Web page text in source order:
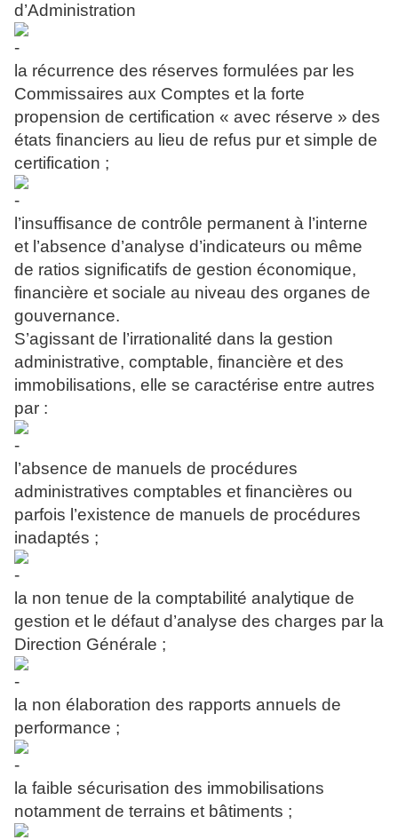
d’Administration
la récurrence des réserves formulées par les
Commissaires aux Comptes et la forte
propension de certification « avec réserve » des
états financiers au lieu de refus pur et simple de
certification ;
l’insuffisance de contrôle permanent à l’interne
et l’absence d’analyse d’indicateurs ou même
de ratios significatifs de gestion économique,
financière et sociale au niveau des organes de
gouvernance.
S’agissant de l’irrationalité dans la gestion
administrative, comptable, financière et des
immobilisations, elle se caractérise entre autres
par :
l’absence de manuels de procédures
administratives comptables et financières ou
parfois l’existence de manuels de procédures
inadaptés ;
la non tenue de la comptabilité analytique de
gestion et le défaut d’analyse des charges par la
Direction Générale ;
la non élaboration des rapports annuels de
performance ;
la faible sécurisation des immobilisations
notamment de terrains et bâtiments ;